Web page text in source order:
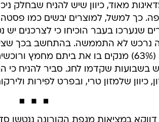
החרדות והפחדים הקמאיים של האדם,
לחוש למדפי הסופר ולהצטייד
שנרכשו בישראל. המגמה הזאת לא
אירופה הצהירו כי הם אוגרים מזון בשל
מאוד, כיוון שיש להניח שבחלק